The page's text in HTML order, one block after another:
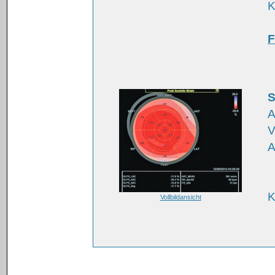
Vollbildansicht